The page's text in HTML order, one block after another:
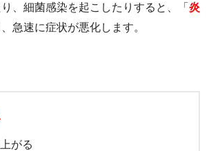
、細菌感染を起こしたりすると、「 炎
急速に症状が悪化します。
がる